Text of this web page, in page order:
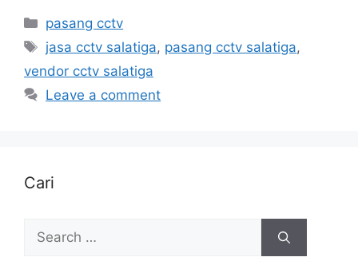
Categories
pasang cctv
Tags
jasa cctv salatiga, pasang cctv salatiga,
vendor cctv salatiga
Leave a comment
Cari
Search
for: